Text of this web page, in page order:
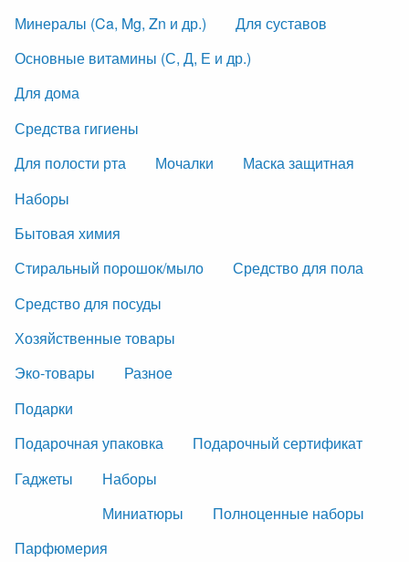
Минералы (Ca, Mg, Zn и др.)
Для суставов
Основные витамины (С, Д, Е и др.)
Для дома
Средства гигиены
Для полости рта
Мочалки
Маска защитная
Наборы
Бытовая химия
Стиральный порошок/мыло
Средство для пола
Средство для посуды
Хозяйственные товары
Эко-товары
Разное
Подарки
Подарочная упаковка
Подарочный сертификат
Гаджеты
Наборы
Миниатюры
Полноценные наборы
Парфюмерия